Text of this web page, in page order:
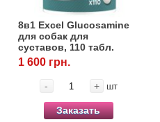
8в1 Excel Glucosamine
для собак для
суставов, 110 табл.
1 600 грн.
- + шт
Заказать